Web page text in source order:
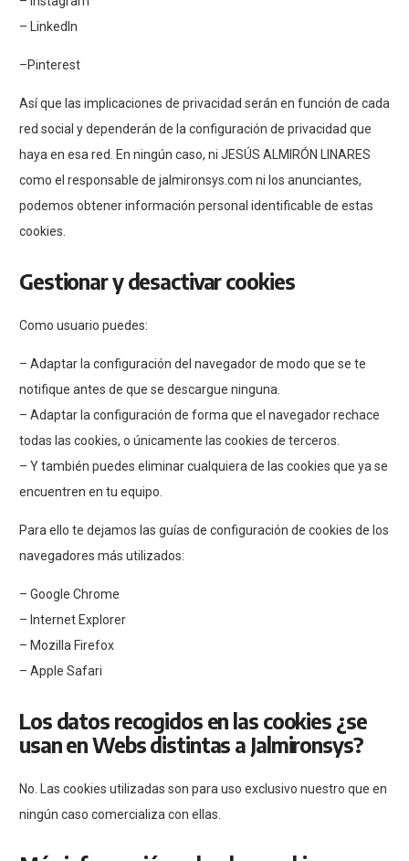
–
LinkedIn
–Pinterest
Así que las implicaciones de privacidad serán en función de cada
red social y dependerán de la configuración de privacidad que
haya en esa red. En ningún caso, ni JESÚS ALMIRÓN LINARES
como el responsable de jalmironsys.com ni los anunciantes,
podemos obtener información personal identificable de estas
cookies.
Gestionar y desactivar cookies
Como usuario puedes:
– Adaptar la configuración del navegador de modo que se te
notifique antes de que se descargue ninguna.
– Adaptar la configuración de forma que el navegador rechace
todas las cookies, o únicamente las cookies de terceros.
– Y también puedes eliminar cualquiera de las cookies que ya se
encuentren en tu equipo.
Para ello te dejamos las guías de configuración de cookies de los
navegadores más utilizados:
– Google Chrome
– Internet Explorer
– Mozilla Firefox
– Apple Safari
Los datos recogidos en las cookies ¿se
usan en Webs distintas a Jalmironsys?
No. Las cookies utilizadas son para uso exclusivo nuestro que en
ningún caso comercializa con ellas.